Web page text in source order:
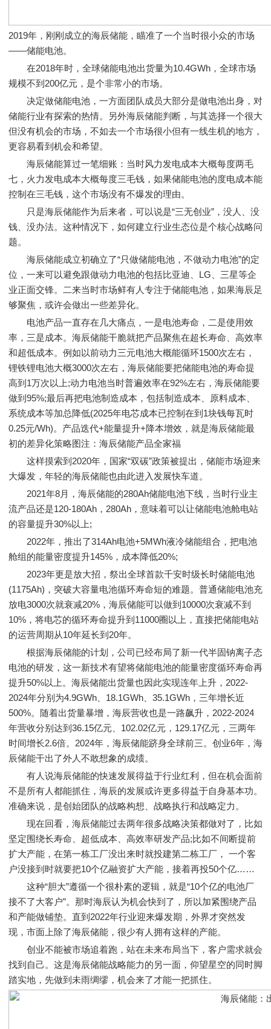
2019年，刚刚成立的海辰储能，瞄准了一个当时很小众的市场
——储能电池。
在2018年时，全球储能电池出货量为10.4GWh，全球市场
规模不到200亿元，是个非常小的市场。
决定做储能电池，一方面团队成员大部分是做电池出身，对
储能行业有探索的热情。另外海辰储能判断，与其选择一个很大
但没有机会的市场，不如去一个市场很小但有一线生机的地方，
更容易看到机会和希望。
海辰储能算过一笔细账：当时风力发电成本大概每度两毛
七，火力发电成本大概每度三毛钱，如果储能电池的度电成本能
控制在三毛钱，这个市场没有不爆发的理由。
只是海辰储能作为后来者，可以说是“三无创业”，没人、没
钱、没办法。这种情况下，如何建立行业生态位是个核心战略问
题。
海辰储能成立初确立了“只做储能电池，不做动力电池”的定
位，一来可以避免跟做动力电池的包括比亚迪、LG、三星等企
业正面交锋。二来当时市场鲜有人专注于储能电池，如果海辰足
够聚焦，或许会做出一些差异化。
电池产品一直存在几大痛点，一是电池寿命，二是使用效
率，三是成本。海辰储能干脆就把产品聚焦在超长寿命、高效率
和超低成本。例如以前动力三元电池大概能循环1500次左右，
锂铁锂电池大概3000次左右，海辰储能要把储能电池的寿命提
高到1万次以上;动力电池当时普遍效率在92%左右，海辰储能要
做到95%;最后再把电池制造成本，包括制造成本、原料成本、
系统成本等加总降低(2025年电芯成本已控制在到1块钱每瓦时
0.25元/Wh)。产品迭代+能量提升+降本增效，就是海辰储能最
初的差异化策略图注：海辰储能产品全家福
这样摸索到2020年，国家“双碳”政策被提出，储能市场迎来
大爆发，年轻的海辰储能也由此进入发展快车道。
2021年8月，海辰储能的280Ah储能电池下线，当时行业主
流产品还是120-180Ah，280Ah，意味着可以让储能电池舱电站
的容量提升30%以上;
2022年，推出了314Ah电池+5MWh液冷储能组合，把电池
舱组的能量密度提升145%，成本降低20%;
2023年更是放大招，祭出全球首款千安时级长时储能电池
(1175Ah)，突破大容量电池循环寿命短的难题。普通储能电池充
放电3000次就衰减20%，海辰储能可以做到10000次衰减不到
10%，将电芯的循环寿命提升到11000圈以上，直接把储能电站
的运营周期从10年延长到20年。
根据海辰储能的计划，公司已经布局了新一代半固钠离子态
电池的研发，这一新技术有望将储能电池的能量密度循环寿命再
提升50%以上。海辰储能出货量也因此实现连年上升，2022-
2024年分别为4.9GWh、18.1GWh、35.1GWh，三年增长近
500%。随着出货量暴增，海辰营收也是一路飙升，2022-2024
年营收分别达到36.15亿元、102.02亿元，129.17亿元，三两年
时间增长2.6倍。2024年，海辰储能跻身全球前三。创业6年，海
辰储能干出了外人不敢想象的成绩。
有人说海辰储能的快速发展得益于行业红利，但在机会面前
不是所有人都能抓住，海辰的发展或许更多得益于自身基本功。
准确来说，是创始团队的战略构想、战略执行和战略定力。
现在回看，海辰储能过去两年很多战略决策都做对了，比如
坚定围绕长寿命、超低成本、高效率研发产品;比如不间断提前
扩大产能，在第一栋工厂没出来时就投建第二栋工厂， 一个客
户没接到时就要把10个亿融资扩大产能，接着再投50个亿……
这种“胆大”遵循一个很朴素的逻辑，就是“10个亿的电池厂
接不了大客户”。那时海辰认为机会快到了，所以加紧围绕产品
和产能做铺垫。直到2022年行业迎来爆发期，外界才突然发
现，市面上除了海辰储能，很少有人拥有这样的产能。
创业不能被市场追着跑，站在未来布局当下，客户需求就会
找到自己。这是海辰储能战略能力的另一面，仰望星空的同时脚
踏实地，先做到未雨绸缪，机会来了才能一把抓住。